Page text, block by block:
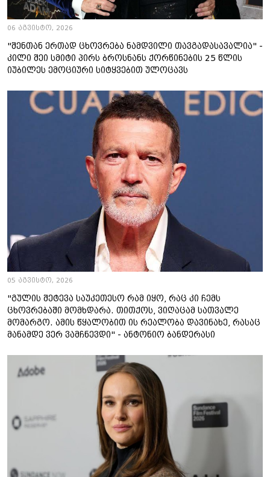
06 აგვისტო, 2026
"შენთან ერთად ცხოვრება ნამდვილი თავგადასავალია" -
კილი შეი სმიტი პირს ბროსნანს ქორწინების 25 წლის
იუბილეს ემოციური სიტყვებით ულოცავს
05 აგვისტო, 2026
"გულის შეტევა საუკეთესო რამ იყო, რაც კი ჩემს
ცხოვრებაში მომხდარა. თითქოს, ვიღაცამ სათვალე
მომარგო. ამის წყალობით ის რეალობა დავინახე, რასაც
მანამდე ვერ ვამჩნევდი" - ანტონიო ბანდერასი